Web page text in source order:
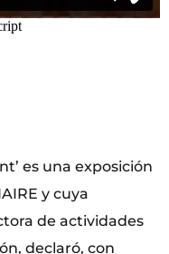
es una exposición
y cuya
de actividades
declaró, con